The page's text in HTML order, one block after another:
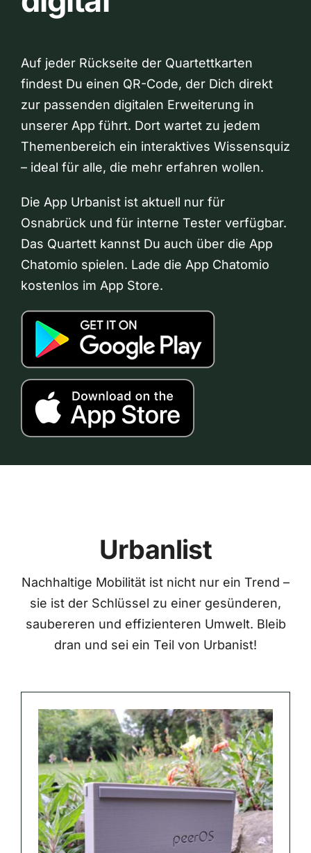
Auf jeder Rückseite der Quartettkarten
findest Du einen QR-Code, der Dich direkt
zur passenden digitalen Erweiterung in
unserer App führt. Dort wartet zu jedem
Themenbereich ein interaktives Wissensquiz
– ideal für alle, die mehr erfahren wollen.
Die App Urbanist ist aktuell nur für
Osnabrück und für interne Tester verfügbar.
Das Quartett kannst Du auch über die App
Chatomio spielen. Lade die App Chatomio
kostenlos im App Store.
Urbanlist
Nachhaltige Mobilität ist nicht nur ein Trend –
sie ist der Schlüssel zu einer gesünderen,
saubereren und effizienteren Umwelt. Bleib
dran und sei ein Teil von Urbanist!